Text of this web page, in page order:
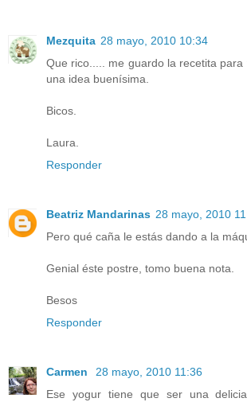
Mezquita 28 mayo, 2010 10:34
Que rico..... me guardo la recetita
una idea buenísima.
Bicos.
Laura.
Responder
Beatriz Mandarinas 28 mayo, 2010
Pero qué caña le estás dando a la
Genial éste postre, tomo buena nota.
Besos
Responder
Carmen
28 mayo, 2010 11:36
Ese yogur tiene que ser una